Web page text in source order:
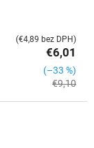
€9,10
(–33 %)
€6,01
(€4,89 bez DPH)